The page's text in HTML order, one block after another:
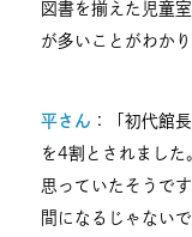
図書を揃えた児童
が多いことがわかり
平さん ：「初代館
を4割とされました
思っていたそうで
間になるじゃない